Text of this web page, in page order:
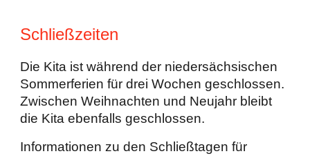
Schließzeiten
Die Kita ist während der niedersächsischen
Sommerferien für drei Wochen geschlossen.
Zwischen Weihnachten und Neujahr bleibt
die Kita ebenfalls geschlossen.
Informationen zu den Schließtagen für